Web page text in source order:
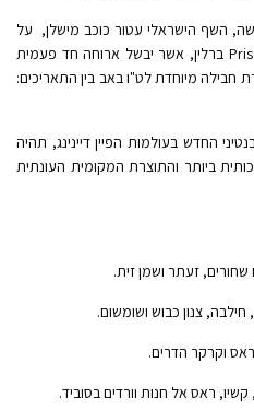
השף הישראלי עטור כוכב מישלן, על
המטבח הלבנטיני החדש במסעדה Prisem ברלין, אשר יבשל ארוחה חד פעמית
חבילה מיוחדת לט"ו באב בין התאריכים:
החדש בעולמות הפיין דיינינג, תהיה
ביותר והתוצרת המקומית העונתית
זעתר ושמן זית.
צנון כבוש ושומשום.
וקרקר הדרים.
ראס אל חנות וורדים בסוביד.